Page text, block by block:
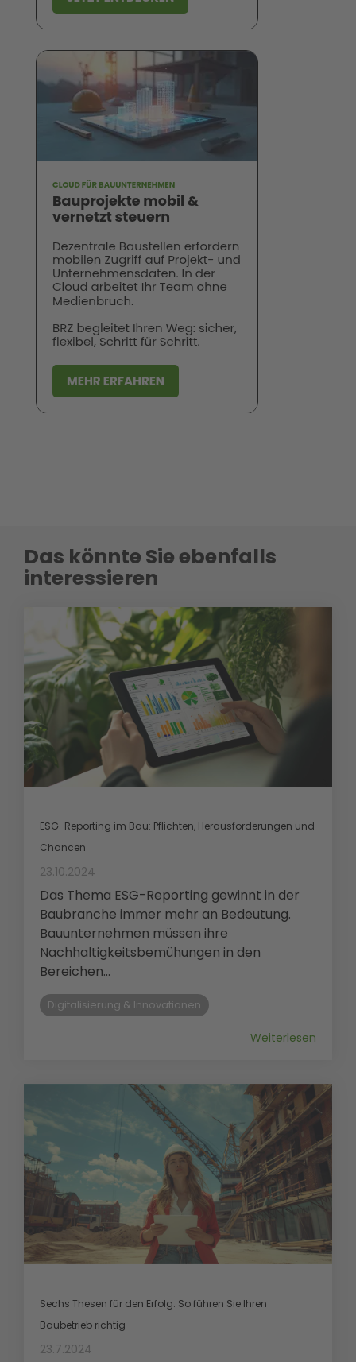
Das könnte Sie ebenfalls
interessieren
ESG-Reporting im Bau: Pflichten, Herausforderungen und
Chancen
23.10.2024
Das Thema ESG-Reporting gewinnt in der
Baubranche immer mehr an Bedeutung.
Bauunternehmen müssen ihre
Nachhaltigkeitsbemühungen in den
Bereichen...
Digitalisierung & Innovationen
Weiterlesen
Sechs Thesen für den Erfolg: So führen Sie Ihren
Baubetrieb richtig
23.7.2024